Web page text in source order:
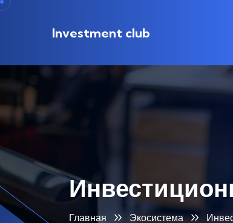
Investment club
Главная Экосистема